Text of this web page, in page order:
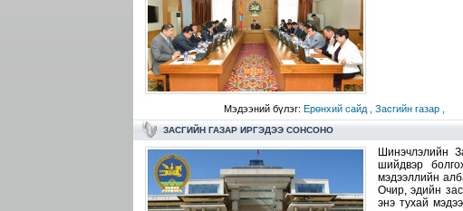
Мэдээний бүлэг: Ерөнхий сайд , Засгийн газар ,
ЗАСГИЙН ГАЗАР ИРГЭДЭЭ СОНСОНО
Шинэчлэлийн
шийдвэр
мэдээллийн
Очир, эдийн
энэ тухай